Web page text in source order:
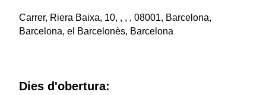
Carrer, Riera Baixa, 10, , , , 08001, Barcelona,
Barcelona, el Barcelonès, Barcelona
Dies d'obertura: